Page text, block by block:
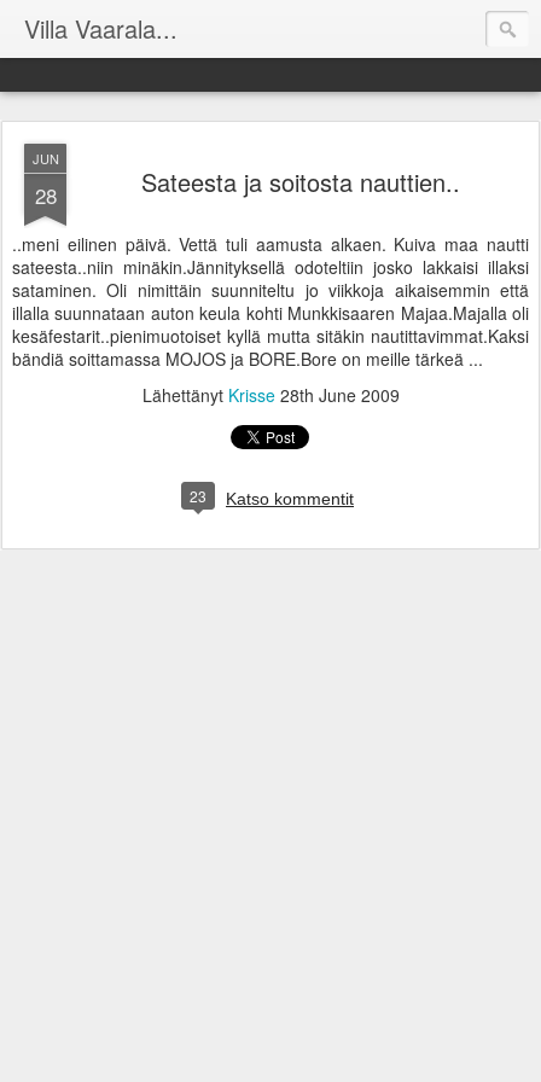
Villa Vaarala...
JUN
28 Sateesta ja soitosta nauttien..
..meni eilinen päivä. Vettä tuli aamusta alkaen. Kuiva maa nautti
sateesta..niin minäkin.Jännityksellä odoteltiin josko lakkaisi illaksi
sataminen. Oli nimittäin suunniteltu jo viikkoja aikaisemmin että
illalla suunnataan auton keula kohti Munkkisaaren Majaa.Majalla oli
kesäfestarit..pienimuotoiset kyllä mutta sitäkin nautittavimmat.Kaksi
bändiä soittamassa MOJOS ja BORE.Bore on meille tärkeä ...
Lähettänyt Krisse 28th June 2009
23 Katso kommentit